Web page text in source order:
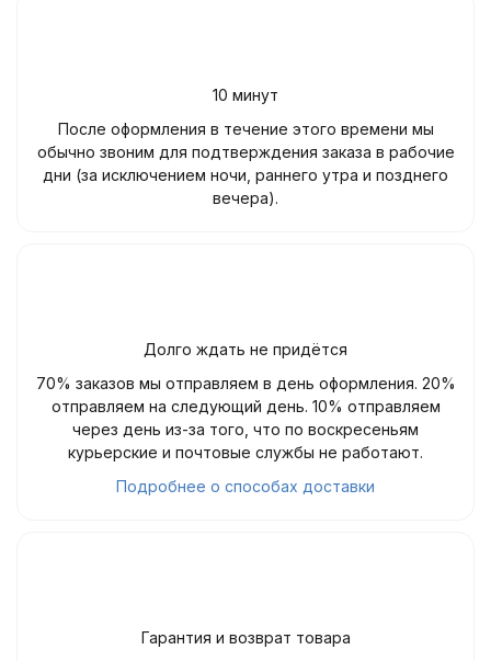
10 минут
После оформления в течение этого времени мы
обычно звоним для подтверждения заказа в рабочие
дни (за исключением ночи, раннего утра и позднего
вечера).
Долго ждать не придётся
70% заказов мы отправляем в день оформления. 20%
отправляем на следующий день. 10% отправляем
через день из-за того, что по воскресеньям
курьерские и почтовые службы не работают.
Подробнее о способах доставки
Гарантия и возврат товара